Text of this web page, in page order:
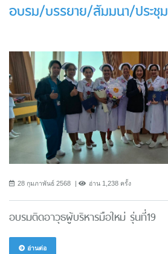
อบรม/บรรยาย/สัมมนา/ประชุม
28 กุมภาพันธ์ 2568 อ่าน 1,238 ครั้ง
อบรมติดอาวุธผู้บริหารมือใหม่ รุ่นที่19
อ่านต่อ